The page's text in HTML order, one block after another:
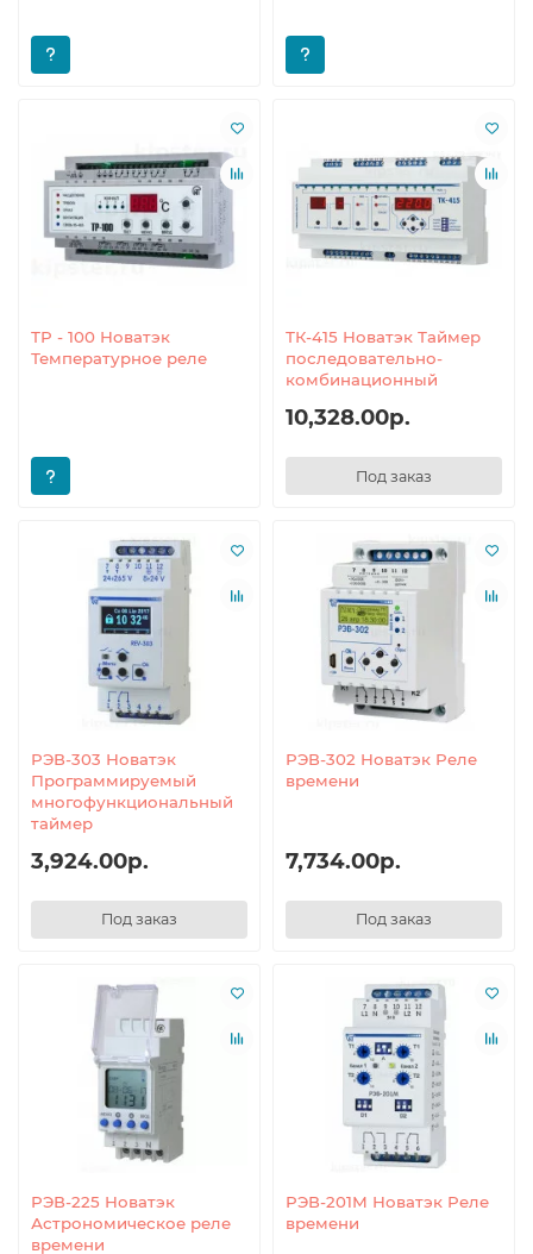
ТР - 100 Новатэк
Температурное реле
ТК-415 Новатэк Таймер
последовательно-
комбинационный
10,328.00р.
Под заказ
РЭВ-303 Новатэк
Программируемый
многофункциональный
таймер
3,924.00р.
Под заказ
РЭВ-302 Новатэк Реле
времени
7,734.00р.
Под заказ
РЭВ-225 Новатэк
Астрономическое реле
времени
РЭВ-201М Новатэк Реле
времени